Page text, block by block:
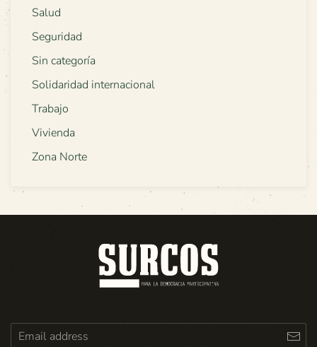
Salud
Seguridad
Sin categoría
Solidaridad internacional
Trabajo
Vivienda
Zona Norte